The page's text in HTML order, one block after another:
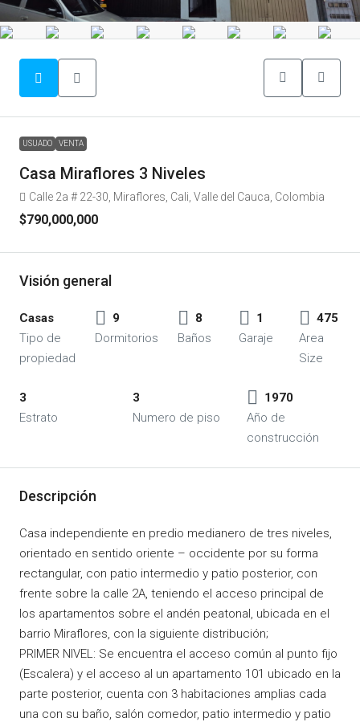
USUADO VENTA
Casa Miraflores 3 Niveles
Calle 2a # 22-30, Miraflores, Cali, Valle del Cauca, Colombia
$790,000,000
Visión general
Casas
Tipo de
propiedad
9
Dormitorios
8
Baños
1
Garaje
475
Area
Size
3
Estrato
3
Numero de piso
1970
Año de
construcción
Descripción
Casa independiente en predio medianero de tres niveles,
orientado en sentido oriente – occidente por su forma
rectangular, con patio intermedio y patio posterior, con
frente sobre la calle 2A, teniendo el acceso principal de
los apartamentos sobre el andén peatonal, ubicada en el
barrio Miraflores, con la siguiente distribución;
PRIMER NIVEL: Se encuentra el acceso común al punto fijo
(Escalera) y el acceso al un apartamento 101 ubicado en la
parte posterior, cuenta con 3 habitaciones amplias cada
una con su baño, salón comedor, patio intermedio y patio